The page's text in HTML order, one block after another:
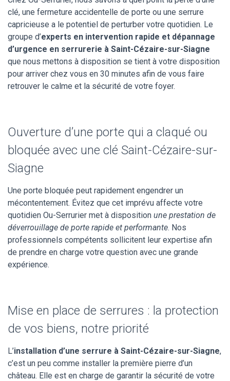
clé, une fermeture accidentelle de porte ou une serrure
capricieuse a le potentiel de perturber votre quotidien. Le
groupe d’experts en intervention rapide et dépannage
d’urgence en serrurerie à Saint-Cézaire-sur-Siagne
que nous mettons à disposition se tient à votre disposition
pour arriver chez vous en 30 minutes afin de vous faire
retrouver le calme et la sécurité de votre foyer.
Ouverture d’une porte qui a claqué ou
bloquée avec une clé Saint-Cézaire-sur-
Siagne
Une porte bloquée peut rapidement engendrer un
mécontentement. Évitez que cet imprévu affecte votre
quotidien Ou-Serrurier met à disposition une prestation de
déverrouillage de porte rapide et performante. Nos
professionnels compétents sollicitent leur expertise afin
de prendre en charge votre question avec une grande
expérience.
Mise en place de serrures : la protection
de vos biens, notre priorité
L’installation d’une serrure à Saint-Cézaire-sur-Siagne,
c’est un peu comme installer la première pierre d’un
château. Elle est en charge de garantir la sécurité de votre